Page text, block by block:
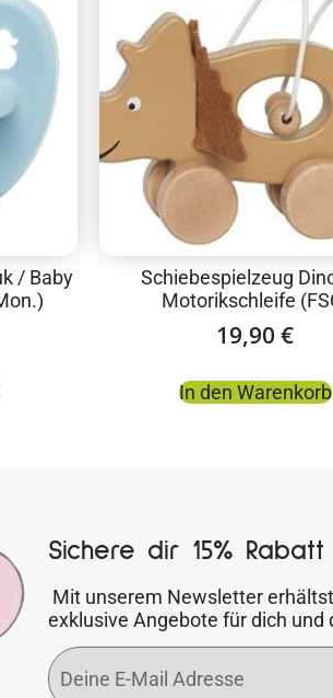
/ Baby
Schiebespielzeug
Motorikschleife
19,90 €
In den Warenkorb
Sichere dir 15%
Mit unserem Newsletter
exklusive Angebote für dich und